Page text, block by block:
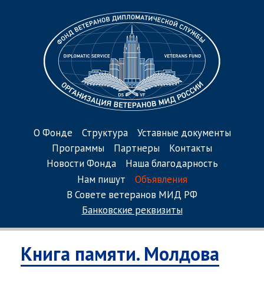
О Фонде Структура
Уставные документы
Программы
Партнеры
Контакты
Новости Фонда
Наша благодарность
Нам пишут
Объявления
В Совете ветеранов МИД РФ
Банковские реквизиты
Книга памяти. Молдова